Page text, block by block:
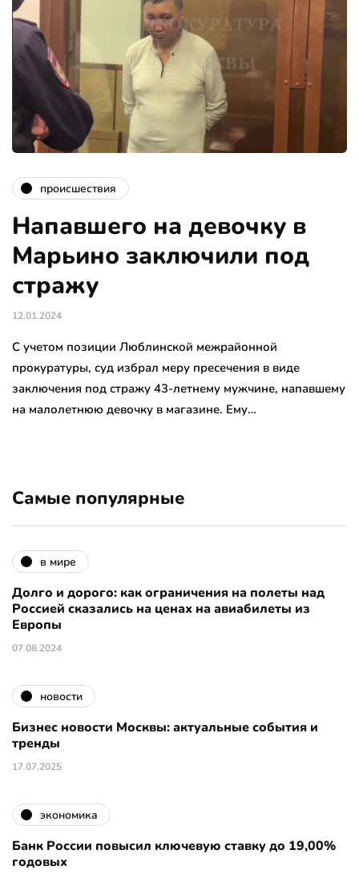
происшествия
Напавшего на девочку в
Марьино заключили под
стражу
12.01.2024
С учетом позиции Люблинской межрайонной
прокуратуры, суд избрал меру пресечения в виде
заключения под стражу 43-летнему мужчине, напавшему
на малолетнюю девочку в магазине. Ему…
Самые популярные
в мире
Долго и дорого: как ограничения на полеты над
Россией сказались на ценах на авиабилеты из
Европы
07.08.2024
новости
Бизнес новости Москвы: актуальные события и
тренды
17.07.2025
экономика
Банк России повысил ключевую ставку до 19,00%
годовых